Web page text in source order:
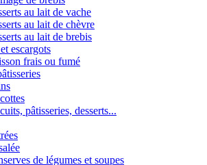
au lait de vache
au lait de chèvre
au lait de brebis
escargots
frais ou fumé
pâtisseries, desserts...
de légumes et soupes